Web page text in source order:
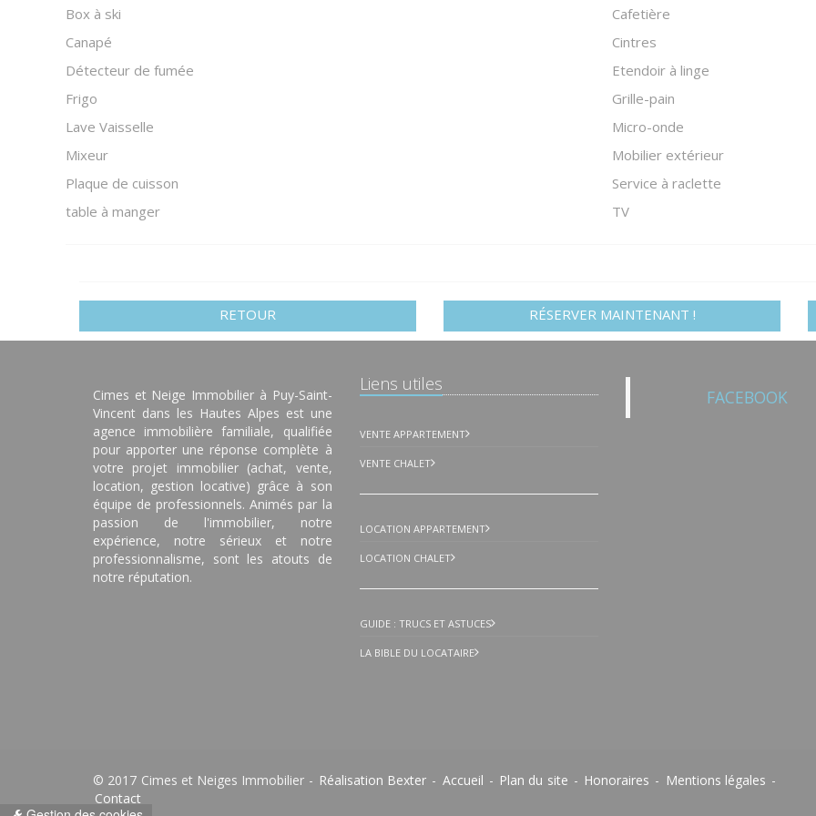
Box à ski
Cafetière
Canapé
Cintres
Détecteur de fumée
Etendoir à linge
Frigo
Grille-pain
Lave Vaisselle
Micro-onde
Mixeur
Mobilier extérieur
Plaque de cuisson
Service à raclette
table à manger
TV
RETOUR RÉSERVER MAINTENANT !
Cimes et Neige Immobilier à Puy-Saint-
Vincent dans les Hautes Alpes est une
agence immobilière familiale, qualifiée
pour apporter une réponse complète à
votre projet immobilier (achat, vente,
location, gestion locative) grâce à son
équipe de professionnels. Animés par la
passion de l'immobilier, notre
expérience, notre sérieux et notre
professionnalisme, sont les atouts de
notre réputation.
Liens utiles
VENTE APPARTEMENT
VENTE CHALET
LOCATION APPARTEMENT
LOCATION CHALET
GUIDE : TRUCS ET ASTUCES
LA BIBLE DU LOCATAIRE
FACEBOOK
© 2017 Cimes et Neiges Immobilier - Réalisation Bexter - Accueil - Plan du site - Honoraires - Mentions légales -
Contact